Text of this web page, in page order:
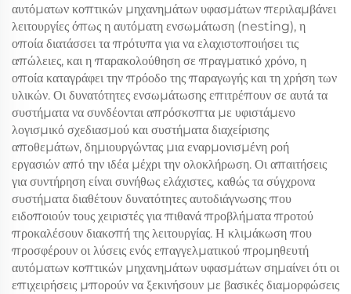
αυτόματων κοπτικών μηχανημάτων υφασμάτων περιλαμβάνει
λειτουργίες όπως η αυτόματη ενσωμάτωση (nesting), η
οποία διατάσσει τα πρότυπα για να ελαχιστοποιήσει τις
απώλειες, και η παρακολούθηση σε πραγματικό χρόνο, η
οποία καταγράφει την πρόοδο της παραγωγής και τη χρήση των
υλικών. Οι δυνατότητες ενσωμάτωσης επιτρέπουν σε αυτά τα
συστήματα να συνδέονται απρόσκοπτα με υφιστάμενο
λογισμικό σχεδιασμού και συστήματα διαχείρισης
αποθεμάτων, δημιουργώντας μια εναρμονισμένη ροή
εργασιών από την ιδέα μέχρι την ολοκλήρωση. Οι απαιτήσεις
για συντήρηση είναι συνήθως ελάχιστες, καθώς τα σύγχρονα
συστήματα διαθέτουν δυνατότητες αυτοδιάγνωσης που
ειδοποιούν τους χειριστές για πιθανά προβλήματα προτού
προκαλέσουν διακοπή της λειτουργίας. Η κλιμάκωση που
προσφέρουν οι λύσεις ενός επαγγελματικού προμηθευτή
αυτόματων κοπτικών μηχανημάτων υφασμάτων σημαίνει ότι οι
επιχειρήσεις μπορούν να ξεκινήσουν με βασικές διαμορφώσεις